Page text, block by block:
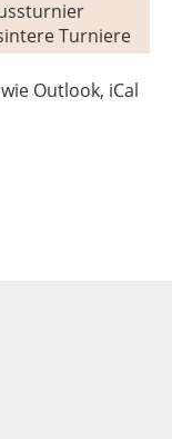
Turniere
Outlook, iCal